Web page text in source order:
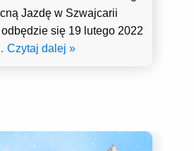
Jazdę w Szwajcarii
odbędzie się 19 lutego 2022
Czytaj dalej »